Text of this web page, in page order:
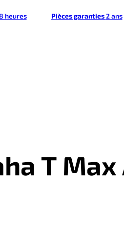
heures Pièces garanties2 ans
T Max